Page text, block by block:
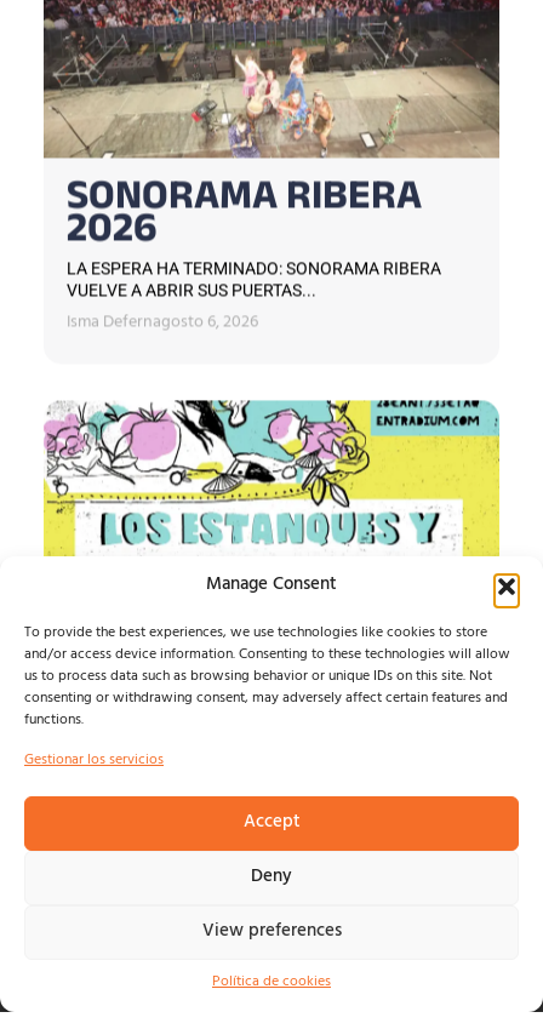
Manage Consent
To provide the best experiences, we use technologies like cookies to store
and/or access device information. Consenting to these technologies will allow
us to process data such as browsing behavior or unique IDs on this site. Not
consenting or withdrawing consent, may adversely affect certain features and
functions.
Gestionar los servicios
Accept
Deny
View preferences
Política de cookies
SONORAMA RIBERA
2026
LA ESPERA HA TERMINADO: SONORAMA RIBERA
VUELVE A ABRIR SUS PUERTAS...
Isma Defernagosto 6, 2026
IMPOSIBLE SOUND
ESTE AGOSTO, LA MÚSICA INDEPENDIENTE TIENE UN
Isma Defernagosto 6, 2026
POLÍTICA DE PRIVACIDAD Y